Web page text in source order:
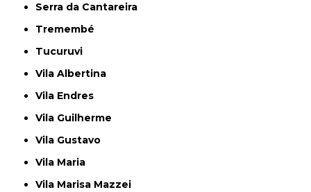
Serra da Cantareira
Tremembé
Tucuruvi
Vila Albertina
Vila Endres
Vila Guilherme
Vila Gustavo
Vila Maria
Vila Marisa Mazzei